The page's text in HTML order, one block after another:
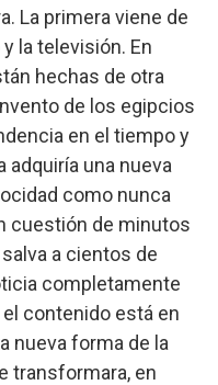
La primera viene de
la televisión. En
hechas de otra
de los egipcios
en el tiempo y
adquiría una nueva
como nunca
cuestión de minutos
a cientos de
completamente
contenido está en
nueva forma de la
transformara, en